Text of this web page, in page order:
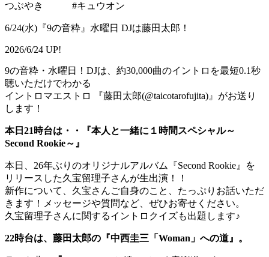
つぶやき #キュウオン
6/24(水)『9の音粋』水曜日 DJは藤田太郎！
2026/6/24 UP!
9の音粋・水曜日！DJは、約30,000曲のイントロを最短0.1秒
聴いただけでわかる
イントロマエストロ 『藤田太郎(@taicotarofujita)』がお送り
します！
本日21時台は・・『本人と一緒に１時間スペシャル～
Second Rookie～』
本日、26年ぶりのオリジナルアルバム『Second Rookie』を
リリースした久宝留理子さんが生出演！！
新作について、久宝さんご自身のこと、たっぷりお話いただ
きます！メッセージや質問など、ぜひお寄せください。
久宝留理子さんに関するイントロクイズも出題します♪
22時台は、藤田太郎の『中西圭三「Woman」への道』。